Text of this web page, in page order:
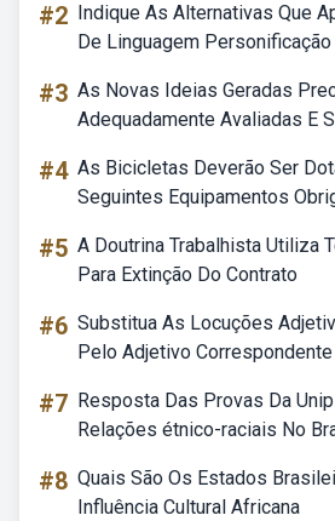
#2 Indique As Alternativas Que
De Linguagem Personificação
#3 As Novas Ideias Geradas
Adequadamente Avaliadas E
#4 As Bicicletas Deverão Ser
Seguintes Equipamentos
#5 A Doutrina Trabalhista Utiliza
Para Extinção Do Contrato
#6 Substitua As Locuções
Pelo Adjetivo Correspondente
#7 Resposta Das Provas Da
Relações étnico-raciais No
#8 Quais São Os Estados
Influência Cultural Africana